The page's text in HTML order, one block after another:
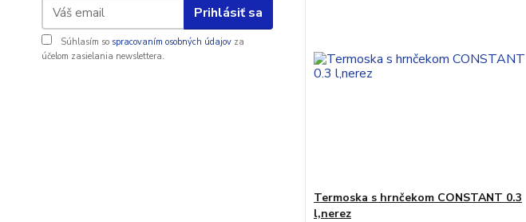
Prihlásiť sa
Súhlasím so spracovaním osobných údajov za
účelom zasielania newslettera.
Termoska s hrnčekom CONSTANT 0.3
l,nerez